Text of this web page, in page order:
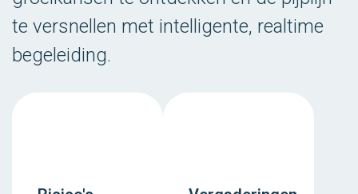
te versnellen met intelligente, realtime
begeleiding.